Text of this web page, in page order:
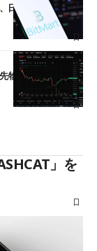
日本人利用者も対
物を生んだ11年に
」を